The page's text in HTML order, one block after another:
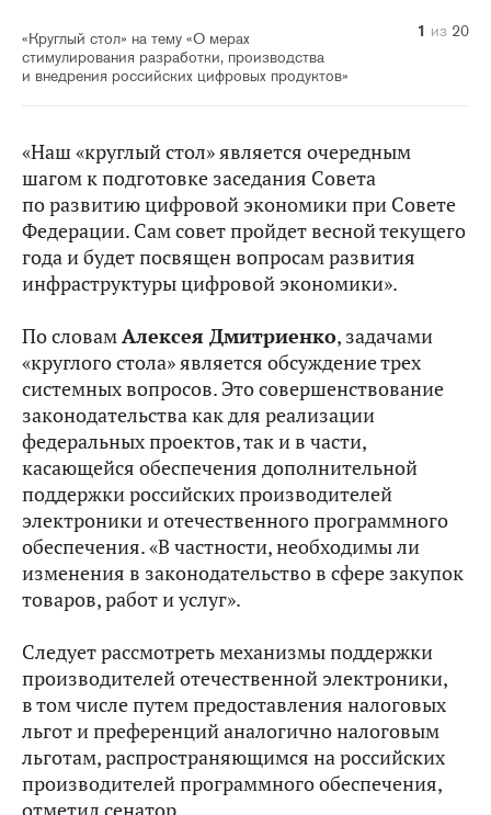
«Круглый стол» на тему «О мерах
стимулирования разработки, производства
и внедрения российских цифровых продуктов»
1 из 20
2 из 20
3 из 20
4 из 20
5 из 20
6 из 20
7 из 20
8 из 20
9 из 20
10 из 20
11 из 20
12 из 20
13 из 20
14 из 20
15 из 20
16 из 20
17 из 20
18 из 20
19 из 20
20 из 20
«Наш «круглый стол» является очередным
шагом к подготовке заседания Совета
по развитию цифровой экономики при Совете
Федерации. Сам совет пройдет весной текущего
года и будет посвящен вопросам развития
инфраструктуры цифровой экономики».
По словамАлексея Дмитриенко, задачами
«круглого стола» является обсуждение трех
системных вопросов. Это совершенствование
законодательства как для реализации
федеральных проектов, так и в части,
касающейся обеспечения дополнительной
поддержки российских производителей
электроники и отечественного программного
обеспечения. «В частности, необходимы ли
изменения в законодательство в сфере закупок
товаров, работ и услуг».
Следует рассмотреть механизмы поддержки
производителей отечественной электроники,
в том числе путем предоставления налоговых
льгот и преференций аналогично налоговым
льготам, распространяющимся на российских
производителей программного обеспечения,